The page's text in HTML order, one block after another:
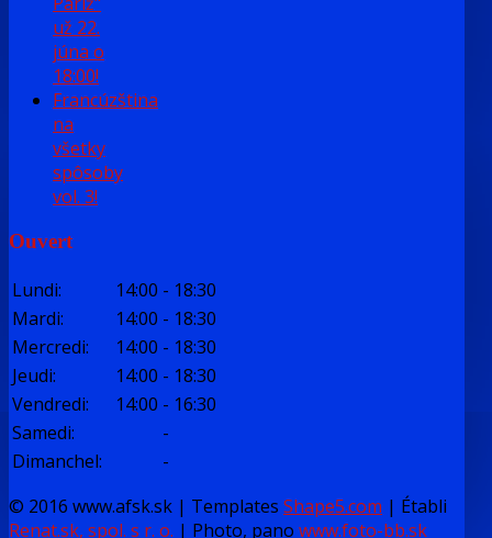
už 22.
júna o
18:00!
Francúzština
na
všetky
spôsoby
vol. 3!
Ouvert
Lundi: 14:00 - 18:30
Mardi: 14:00 - 18:30
Mercredi: 14:00 - 18:30
Jeudi: 14:00 - 18:30
Vendredi: 14:00 - 16:30
Samedi:
-
Dimanchel:
-
© 2016 www.afsk.sk | Templates Shape5.com | Établi
Renat.sk, spol. s r. o. | Photo, pano www.foto-bb.sk